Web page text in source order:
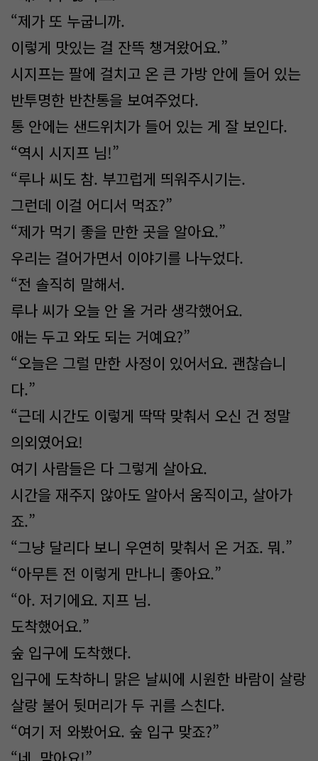
“제가 또 누굽니까.
이렇게 맛있는 걸 잔뜩 챙겨왔어요.”
시지프는 팔에 걸치고 온 큰 가방 안에 들어 있는
반투명한 반찬통을 보여주었다.
통 안에는 샌드위치가 들어 있는 게 잘 보인다.
“역시 시지프 님!”
“루나 씨도 참. 부끄럽게 띄워주시기는.
그런데 이걸 어디서 먹죠?”
“제가 먹기 좋을 만한 곳을 알아요.”
우리는 걸어가면서 이야기를 나누었다.
“전 솔직히 말해서.
루나 씨가 오늘 안 올 거라 생각했어요.
애는 두고 와도 되는 거예요?”
“오늘은 그럴 만한 사정이 있어서요. 괜찮습니
다.”
“근데 시간도 이렇게 딱딱 맞춰서 오신 건 정말
의외였어요!
여기 사람들은 다 그렇게 살아요.
시간을 재주지 않아도 알아서 움직이고, 살아가
죠.”
“그냥 달리다 보니 우연히 맞춰서 온 거죠. 뭐.”
“아무튼 전 이렇게 만나니 좋아요.”
“아. 저기에요. 지프 님.
도착했어요.”
숲 입구에 도착했다.
입구에 도착하니 맑은 날씨에 시원한 바람이 살랑
살랑 불어 뒷머리가 두 귀를 스친다.
“여기 저 와봤어요. 숲 입구 맞죠?”